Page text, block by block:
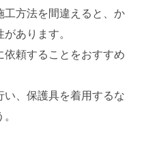
工方法を間違えると、か
あります。
依頼することをおすすめ
い、保護具を着用するな